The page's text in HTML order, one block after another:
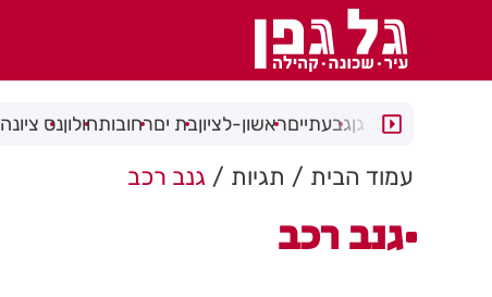
רמת גןגבעתייםראשון-לציוןבת יםרחובותחולוןנס ציונה
עמוד הבית תגיות גנב רכב
גנב רכב